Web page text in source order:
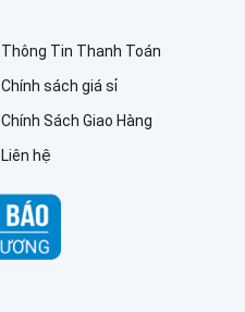
Thông Tin Thanh Toán
Chính sách giá sỉ
Chính Sách Giao Hàng
Liên hệ